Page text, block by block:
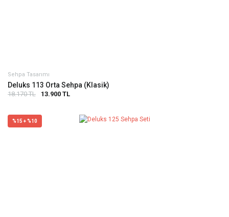
Sehpa Tasarımı
Deluks 113 Orta Sehpa (Klasik)
18.170 TL 13.900 TL
%15 + %10